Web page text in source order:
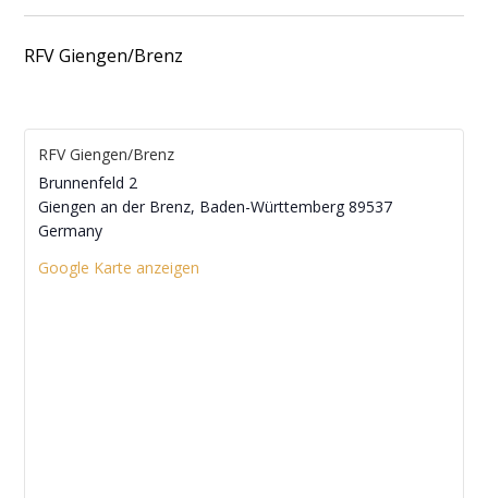
RFV Giengen/Brenz
RFV Giengen/Brenz
Brunnenfeld 2
Giengen an der Brenz, Baden-Württemberg 89537
Germany
Google Karte anzeigen